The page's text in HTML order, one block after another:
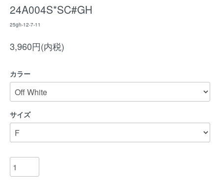
24A004S*SC#GH
25gh-12-7-11
3,960円(内税)
カラー
サイズ